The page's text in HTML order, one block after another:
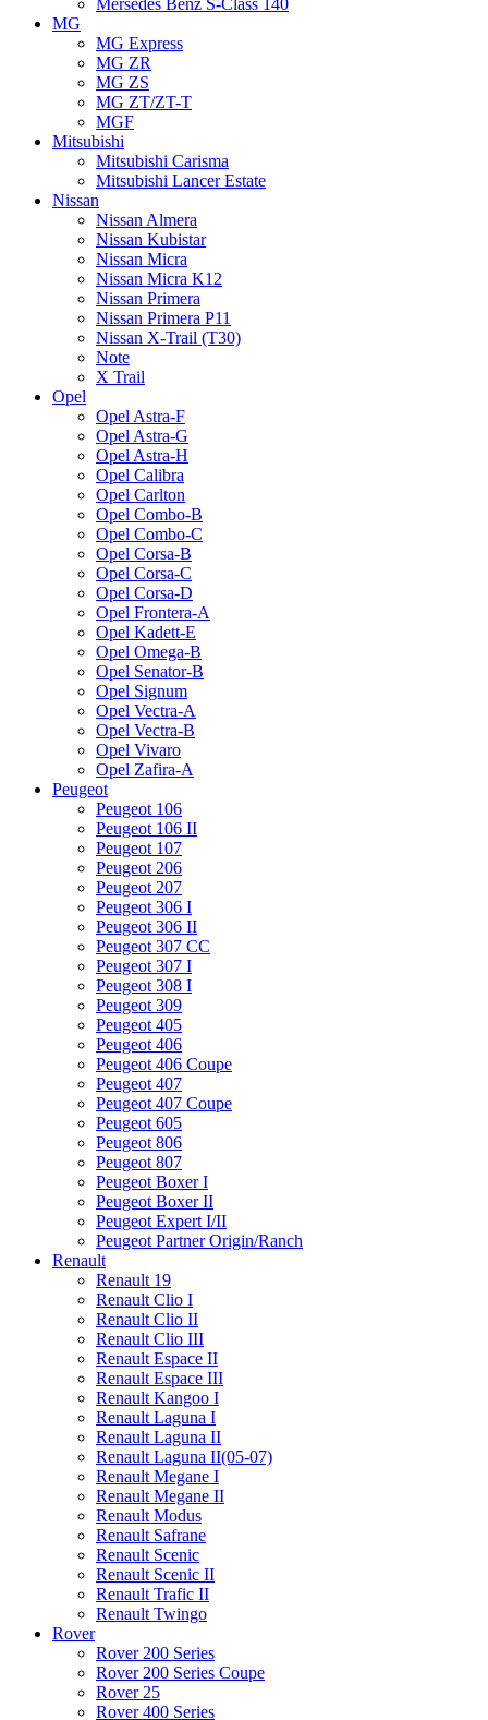
MG
MG Express
MG ZR
MG ZS
MG ZT/ZT-T
MGF
Mitsubishi
Mitsubishi Carisma
Mitsubishi Lancer Estate
Nissan
Nissan Almera
Nissan Kubistar
Nissan Micra
Nissan Micra K12
Nissan Primera
Nissan Primera P11
Nissan X-Trail (T30)
Note
X Trail
Opel
Opel Astra-F
Opel Astra-G
Opel Astra-H
Opel Calibra
Opel Carlton
Opel Combo-B
Opel Combo-C
Opel Corsa-B
Opel Corsa-C
Opel Corsa-D
Opel Frontera-A
Opel Kadett-E
Opel Omega-B
Opel Senator-B
Opel Signum
Opel Vectra-A
Opel Vectra-B
Opel Vivaro
Opel Zafira-A
Peugeot
Peugeot 106
Peugeot 106 II
Peugeot 107
Peugeot 206
Peugeot 207
Peugeot 306 I
Peugeot 306 II
Peugeot 307 CC
Peugeot 307 I
Peugeot 308 I
Peugeot 309
Peugeot 405
Peugeot 406
Peugeot 406 Coupe
Peugeot 407
Peugeot 407 Coupe
Peugeot 605
Peugeot 806
Peugeot 807
Peugeot Boxer I
Peugeot Boxer II
Peugeot Expert I/II
Peugeot Partner Origin/Ranch
Renault
Renault 19
Renault Clio I
Renault Clio II
Renault Clio III
Renault Espace II
Renault Espace III
Renault Kangoo I
Renault Laguna I
Renault Laguna II
Renault Laguna II(05-07)
Renault Megane I
Renault Megane II
Renault Modus
Renault Safrane
Renault Scenic
Renault Scenic II
Renault Trafic II
Renault Twingo
Rover
Rover 200 Series
Rover 200 Series Coupe
Rover 25
Rover 400 Series